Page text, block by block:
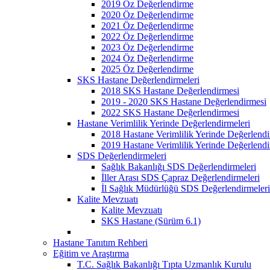
2019 Öz Değerlendirme
2020 Öz Değerlendirme
2021 Öz Değerlendirme
2022 Öz Değerlendirme
2023 Öz Değerlendirme
2024 Öz Değerlendirme
2025 Öz Değerlendirme
SKS Hastane Değerlendirmeleri
2018 SKS Hastane Değerlendirmesi
2019 - 2020 SKS Hastane Değerlendirmesi
2022 SKS Hastane Değerlendirmesi
Hastane Verimlilik Yerinde Değerlendirmeleri
2018 Hastane Verimlilik Yerinde
2019 Hastane Verimlilik Yerinde
SDS Değerlendirmeleri
Sağlık Bakanlığı SDS Değerlendirmeleri
İller Arası SDS Çapraz Değerlendirmeleri
İl Sağlık Müdürlüğü SDS Değerlendirmeleri
Kalite Mevzuatı
Kalite Mevzuatı
SKS Hastane (Sürüm 6.1)
Hastane Tanıtım Rehberi
Eğitim ve Araştırma
T.C. Sağlık Bakanlığı Tıpta Uzmanlık Kurulu